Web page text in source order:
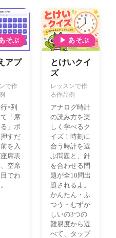
そぶ
アプ
で作
×列
「席
」ボ
すだ
を入
席表
空席
でわ
▶ あそぶ
とけいクイ
ズ
レッスンで作
る作品例
アナログ時計
の読み方を楽
しく学べるク
イズ！時刻に
合う時計を選
ぶ問題と、針
を合わせる問
題が全10問出
題されるよ。
かんたん・ふ
つう・むずか
しいの3つの
難易度から選
べて、タップ